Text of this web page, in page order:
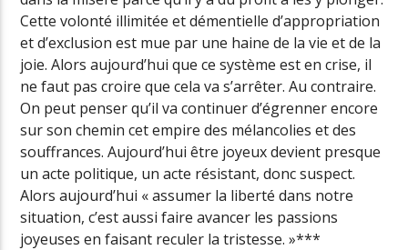
Cette volonté illimitée et démentielle d’appropriation
et d’exclusion est mue par une haine de la vie et de la
joie. Alors aujourd’hui que ce système est en crise, il
ne faut pas croire que cela va s’arrêter. Au contraire.
On peut penser qu’il va continuer d’égrenner encore
sur son chemin cet empire des mélancolies et des
souffrances. Aujourd’hui être joyeux devient presque
un acte politique, un acte résistant, donc suspect.
Alors aujourd’hui « assumer la liberté dans notre
situation, c’est aussi faire avancer les passions
joyeuses en faisant reculer la tristesse. »***